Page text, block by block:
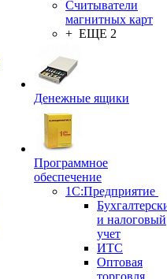
Считыватели
магнитных карт
+ ЕЩЕ 2
Денежные ящики
Программное
обеспечение
1С:Предприятие
и налоговый
учет
ИТС
Оптовая
торговля